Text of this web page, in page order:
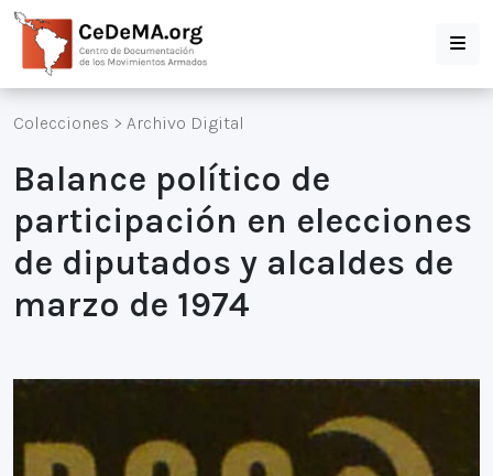
Colecciones > Archivo Digital
Balance político de
participación en elecciones
de diputados y alcaldes de
marzo de 1974